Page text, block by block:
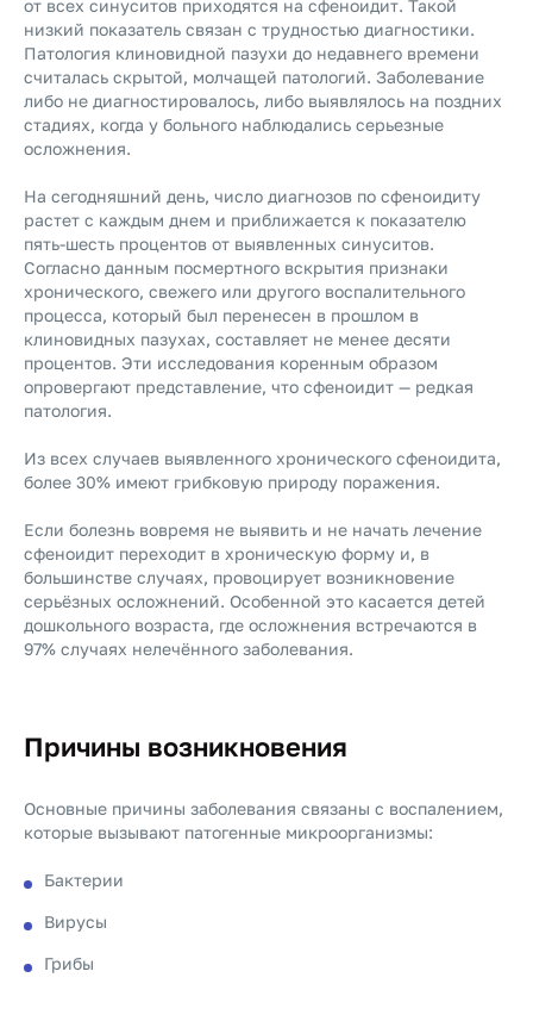
от всех синуситов приходятся на сфеноидит. Такой
низкий показатель связан с трудностью диагностики.
Патология клиновидной пазухи до недавнего времени
считалась скрытой, молчащей патологий. Заболевание
либо не диагностировалось, либо выявлялось на поздних
стадиях, когда у больного наблюдались серьезные
осложнения.
На сегодняшний день, число диагнозов по сфеноидиту
растет с каждым днем и приближается к показателю
пять-шесть процентов от выявленных синуситов.
Согласно данным посмертного вскрытия признаки
хронического, свежего или другого воспалительного
процесса, который был перенесен в прошлом в
клиновидных пазухах, составляет не менее десяти
процентов. Эти исследования коренным образом
опровергают представление, что сфеноидит — редкая
патология.
Из всех случаев выявленного хронического сфеноидита,
более 30% имеют грибковую природу поражения.
Если болезнь вовремя не выявить и не начать лечение
сфеноидит переходит в хроническую форму и, в
большинстве случаях, провоцирует возникновение
серьёзных осложнений. Особенной это касается детей
дошкольного возраста, где осложнения встречаются в
97% случаях нелечённого заболевания.
Причины возникновения
Основные причины заболевания связаны с воспалением,
которые вызывают патогенные микроорганизмы:
Бактерии
Вирусы
Грибы